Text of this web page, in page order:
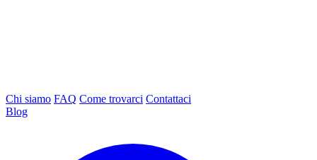
Chi siamo FAQ Come trovarci Contattaci
Blog